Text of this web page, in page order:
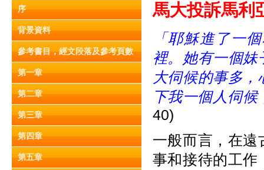
序
背景資料
參考書目，經文段落及參考頁數
第一章
第二章
第三章
第四章
第五章
馬大投訴馬利
「耶穌進了一
裡。她有一個
大伺候的事多
下我一個人伺
40)
一般而言，在遠
事和接待的工作